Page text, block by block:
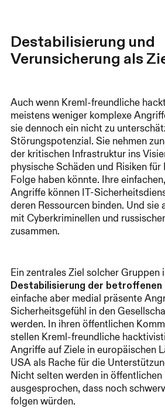
Destabilisierung und
Verunsicherung als
Auch wenn Kreml-freundliche
meistens weniger komplexe
sie dennoch ein nicht zu
Störungspotenzial. Sie nehmen
der kritischen Infrastruktur ins
physische Schäden und Risiken
Folge haben könnte. Ihre
Angriffe können IT-
deren Ressourcen binden. Und sie
mit Cyberkriminellen und
zusammen.
Ein zentrales Ziel solcher Gruppen
Destabilisierung der betroffenen
einfache aber medial präsente
Sicherheitsgefühl in den
werden. In ihren öffentlichen
stellen Kreml-freundliche
Angriffe auf Ziele in europäischen
USA als Rache für die
Nicht selten werden in
ausgesprochen, dass noch
folgen würden.